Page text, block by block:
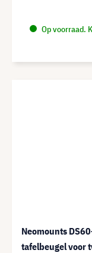
Op voorraad.
Neomounts
tafelbeugel voor